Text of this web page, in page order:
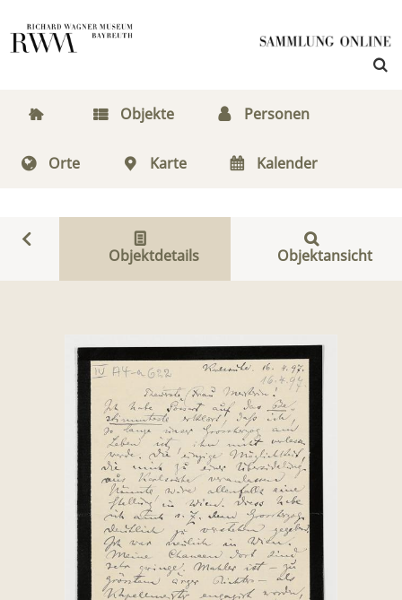
Objekte Personen
Orte Karte Kalender
Objektdetails Objektansicht